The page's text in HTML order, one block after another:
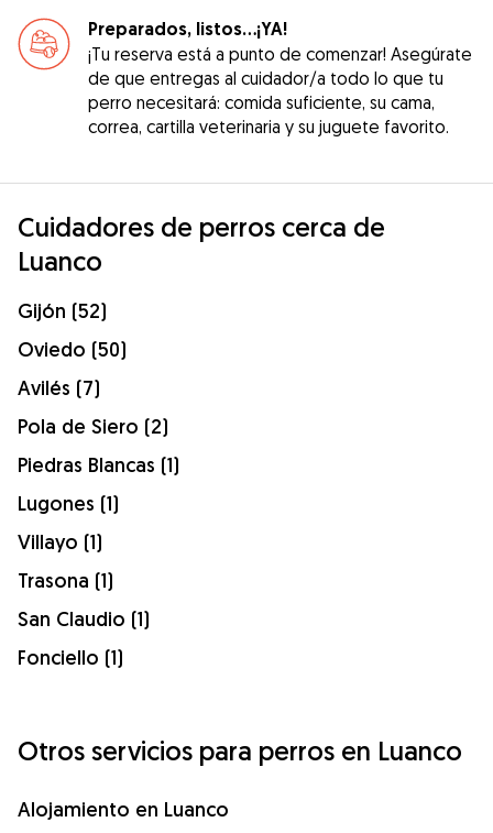
Preparados, listos...¡YA!
¡Tu reserva está a punto de comenzar! Asegúrate
de que entregas al cuidador/a todo lo que tu
perro necesitará: comida suficiente, su cama,
correa, cartilla veterinaria y su juguete favorito.
Cuidadores de perros cerca de
Luanco
Gijón (52)
Oviedo (50)
Avilés (7)
Pola de Siero (2)
Piedras Blancas (1)
Lugones (1)
Villayo (1)
Trasona (1)
San Claudio (1)
Fonciello (1)
Otros servicios para perros en Luanco
Alojamiento en Luanco